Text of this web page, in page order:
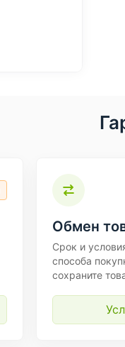
Обмен
Срок и
способа
сохраните